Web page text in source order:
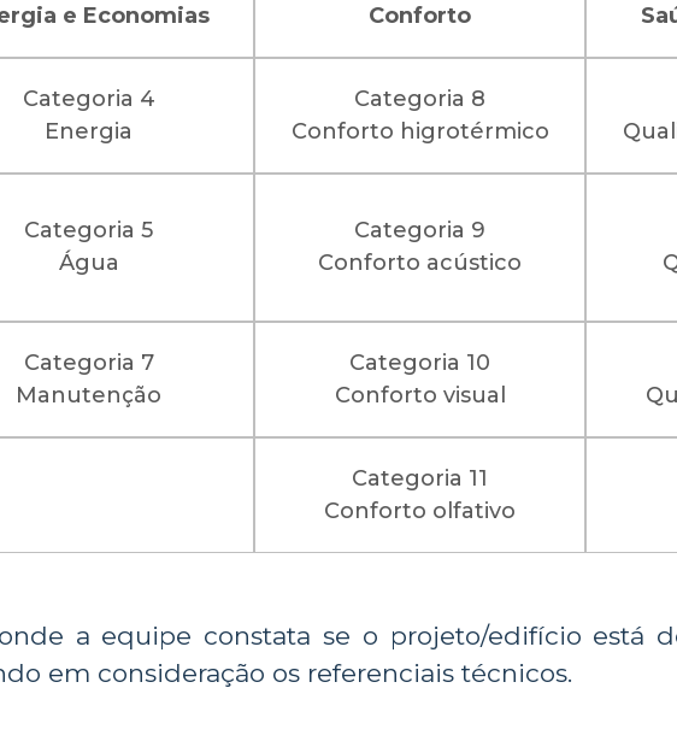
e Economias Conforto
Categoria 4
Energia
Categoria 8
Conforto higrotérmico
Categoria 5
Água
Categoria 9
Conforto acústico
Categoria 7
Manutenção
Categoria 10
Conforto visual
Categoria 11
Conforto olfativo
a equipe constata se o projeto/edifício está
em consideração os referenciais técnicos.